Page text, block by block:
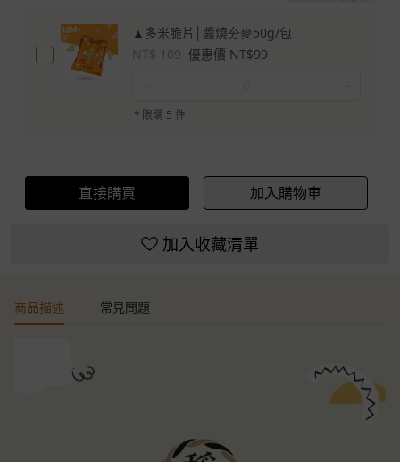
▲多米脆片│醬燒夯麥50g/包
NT$ 109 優惠價 NT$99
* 限購 5 件
直接購買 加入購物車
加入收藏清單
商品描述 常見問題